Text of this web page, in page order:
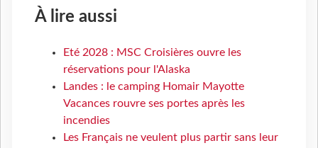
À lire aussi
Eté 2028 : MSC Croisières ouvre les
réservations pour l'Alaska
Landes : le camping Homair Mayotte
Vacances rouvre ses portes après les
incendies
Les Français ne veulent plus partir sans leur